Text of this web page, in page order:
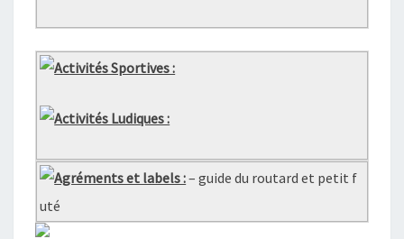
Activités Sportives :
Activités Ludiques :
Agréments et labels :– guide du routard et petit f
uté